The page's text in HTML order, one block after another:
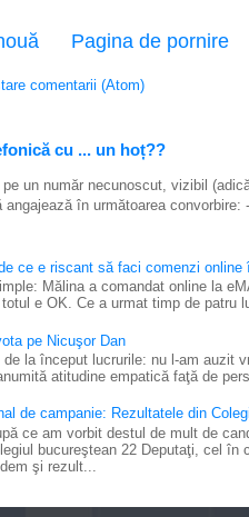
Pagina de pornire
comentarii (Atom)
cu ... un hoț??
un număr necunoscut, vizibil
în următoarea convorbire:
ce e riscant să faci comenzi online
Mălina a comandat online la
e OK. Ce a urmat timp de patru
pe Nicuşor Dan
de la început lucrurile: nu l-am auzit
atitudine empatică faţă de
de campanie: Rezultatele din
ce am vorbit destul de mult de
bucureştean 22 Deputaţi, cel în
şi rezult...